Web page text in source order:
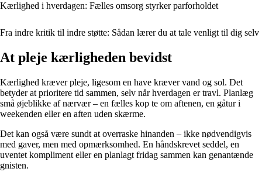
Kærlighed i hverdagen: Fælles omsorg styrker parforholdet
Fra indre kritik til indre støtte: Sådan lærer du at tale venligt til dig selv
At pleje kærligheden bevidst
Kærlighed kræver pleje, ligesom en have kræver vand og sol. Det
betyder at prioritere tid sammen, selv når hverdagen er travl. Planlæg
små øjeblikke af nærvær – en fælles kop te om aftenen, en gåtur i
weekenden eller en aften uden skærme.
Det kan også være sundt at overraske hinanden – ikke nødvendigvis
med gaver, men med opmærksomhed. En håndskrevet seddel, en
uventet kompliment eller en planlagt fridag sammen kan genantænde
gnisten.